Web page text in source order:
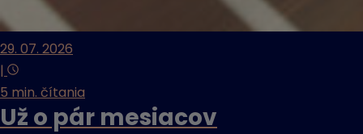
29. 07. 2026
|
5 min. čítania
Už o pár mesiacov